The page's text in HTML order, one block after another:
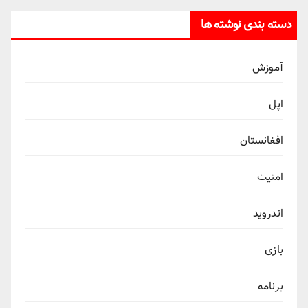
دسته بندی نوشته ها
آموزش
اپل
افغانستان
امنیت
اندروید
بازی
برنامه